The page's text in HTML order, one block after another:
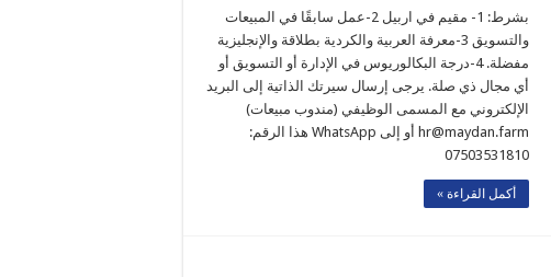
بشرط: 1- مقيم في اربيل 2-عمل سابقًا في المبيعات
والتسويق 3-معرفة العربية والكردية بطلاقة والإنجليزية
مفضلة. 4-درجة البكالوريوس في الإدارة أو التسويق أو
أي مجال ذي صلة. يرجى إرسال سيرتك الذاتية إلى البريد
الإلكتروني مع المسمى الوظيفي (مندوب مبيعات)
hr@maydan.farm أو إلى WhatsApp هذا الرقم:
07503531810
أكمل القراءة »